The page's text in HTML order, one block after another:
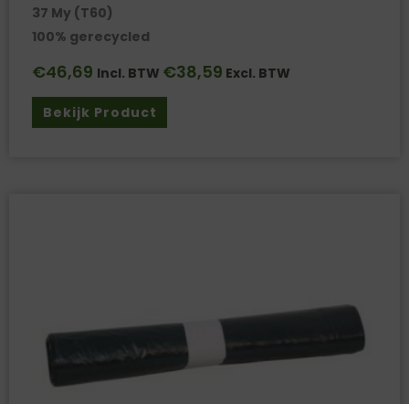
37 My (T60)
100% gerecycled
€46,69 Incl. BTW €38,59 Excl. BTW
Bekijk Product